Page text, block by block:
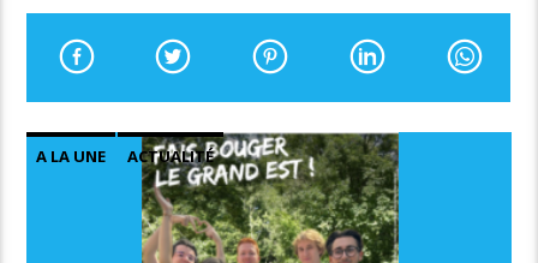
A LA UNE ACTUALITÉ